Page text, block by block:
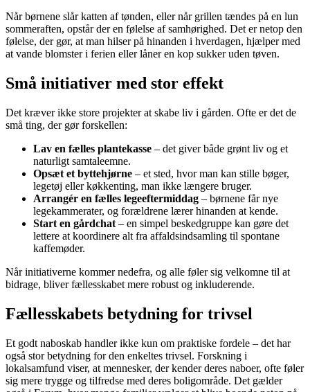
Når børnene slår katten af tønden, eller når grillen tændes på en lun
sommeraften, opstår der en følelse af samhørighed. Det er netop den
følelse, der gør, at man hilser på hinanden i hverdagen, hjælper med
at vande blomster i ferien eller låner en kop sukker uden tøven.
Små initiativer med stor effekt
Det kræver ikke store projekter at skabe liv i gården. Ofte er det de
små ting, der gør forskellen:
Lav en fælles plantekasse – det giver både grønt liv og et
naturligt samtaleemne.
Opsæt et byttehjørne – et sted, hvor man kan stille bøger,
legetøj eller køkkenting, man ikke længere bruger.
Arrangér en fælles legeeftermiddag – børnene får nye
legekammerater, og forældrene lærer hinanden at kende.
Start en gårdchat – en simpel beskedgruppe kan gøre det
lettere at koordinere alt fra affaldsindsamling til spontane
kaffemøder.
Når initiativerne kommer nedefra, og alle føler sig velkomne til at
bidrage, bliver fællesskabet mere robust og inkluderende.
Fællesskabets betydning for trivsel
Et godt naboskab handler ikke kun om praktiske fordele – det har
også stor betydning for den enkeltes trivsel. Forskning i
lokalsamfund viser, at mennesker, der kender deres naboer, ofte føler
sig mere trygge og tilfredse med deres boligområde. Det gælder